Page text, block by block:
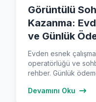
Görüntülü
Kazanma:
ve Günlük
Evden esnek
operatörlüğü ve
rehber. Günlük
Devamını Oku